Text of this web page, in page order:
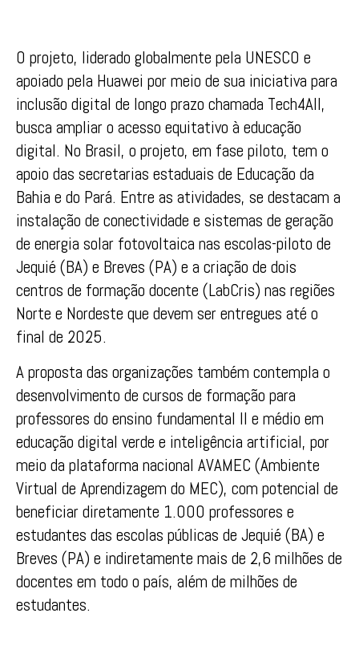
O projeto, liderado globalmente pela UNESCO e
apoiado pela Huawei por meio de sua iniciativa para
inclusão digital de longo prazo chamada Tech4All,
busca ampliar o acesso equitativo à educação
digital. No Brasil, o projeto, em fase piloto, tem o
apoio das secretarias estaduais de Educação da
Bahia e do Pará. Entre as atividades, se destacam a
instalação de conectividade e sistemas de geração
de energia solar fotovoltaica nas escolas-piloto de
Jequié (BA) e Breves (PA) e a criação de dois
centros de formação docente (LabCris) nas regiões
Norte e Nordeste que devem ser entregues até o
final de 2025.
A proposta das organizações também contempla o
desenvolvimento de cursos de formação para
professores do ensino fundamental II e médio em
educação digital verde e inteligência artificial, por
meio da plataforma nacional AVAMEC (Ambiente
Virtual de Aprendizagem do MEC), com potencial de
beneficiar diretamente 1.000 professores e
estudantes das escolas públicas de Jequié (BA) e
Breves (PA) e indiretamente mais de 2,6 milhões de
docentes em todo o país, além de milhões de
estudantes.